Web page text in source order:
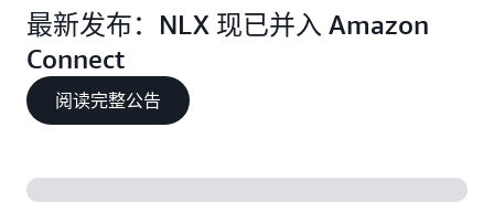
最新发布：NLX 现已并入 Amazon
Connect
阅读完整公告